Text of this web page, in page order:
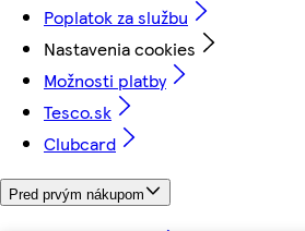
Poplatok za službu
Nastavenia cookies
Možnosti platby
Tesco.sk
Clubcard
Pred prvým nákupom